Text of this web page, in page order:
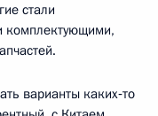
стали
комплектующими,
варианты каких‑то